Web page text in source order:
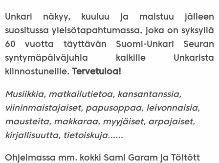
Unkari näkyy, kuuluu ja maistuu jälleen
suositussa yleisötapahtumassa, joka on syksyllä
60 vuotta täyttävän Suomi-Unkari Seuran
syntymäpäiväjuhla kaikille Unkarista
kiinnostuneille.
Tervetuloa!
Musiikkia, matkailutietoa, kansantanssia,
viininmaistajaiset, papusoppaa, leivonnaisia,
mausteita, makkaraa, myyjäiset, arpajaiset,
kirjallisuutta, tietoiskuja……
Ohjelmassa mm. kokki Sami Garam ja Töltött